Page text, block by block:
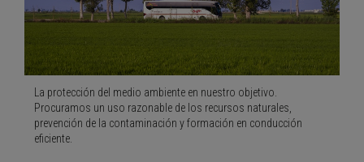
La protección del medio ambiente en nuestro objetivo.
Procuramos un uso razonable de los recursos naturales,
prevención de la contaminación y formación en conducción
eficiente.